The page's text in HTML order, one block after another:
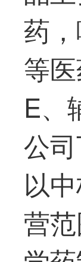
药
等
E、
公
以
营